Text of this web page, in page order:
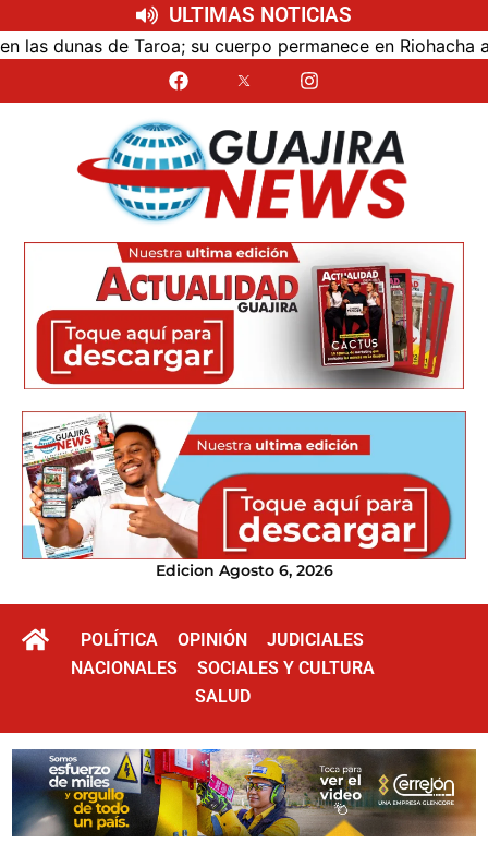
ULTIMAS NOTICIAS
de Taroa; su cuerpo permanece en Riohacha a la
Edicion Agosto 6, 2026
POLÍTICA OPINIÓN
JUDICIALES
NACIONALES
SOCIALES Y CULTURA
SALUD